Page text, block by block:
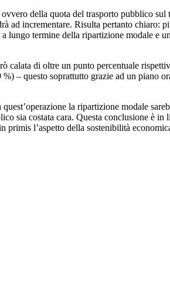
della quota del trasporto pubblico sul
ad incrementare. Risulta pertanto chiaro:
lungo termine della ripartizione modale e
di oltre un punto percentuale
– questo soprattutto grazie ad un piano
la ripartizione modale
sia costata cara. Questa conclusione è
primis l’aspetto della sostenibilità